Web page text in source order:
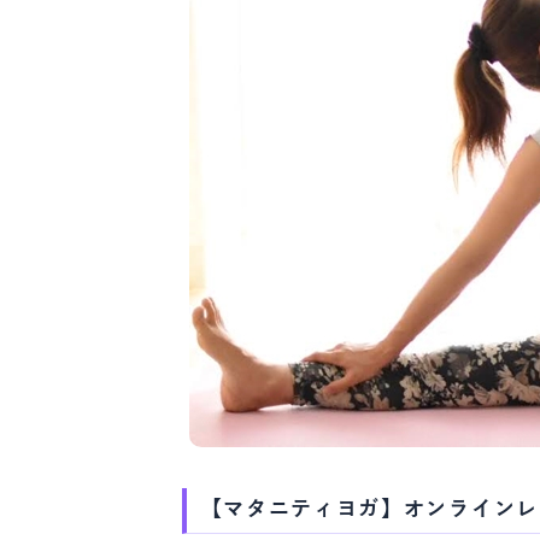
【マタニティヨガ】オンライン